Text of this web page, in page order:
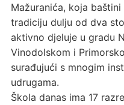
Mažuranića, koja baštini
tradiciju dulju od dva
aktivno djeluje u gradu
Vinodolskom i
surađujući s mnogim
udrugama.
Škola danas ima 17